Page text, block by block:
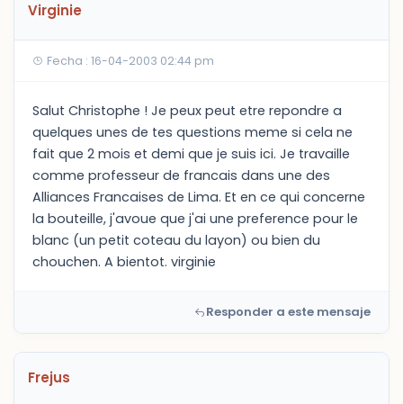
Virginie
Fecha : 16-04-2003 02:44 pm
Salut Christophe ! Je peux peut etre repondre a
quelques unes de tes questions meme si cela ne
fait que 2 mois et demi que je suis ici. Je travaille
comme professeur de francais dans une des
Alliances Francaises de Lima. Et en ce qui concerne
la bouteille, j'avoue que j'ai une preference pour le
blanc (un petit coteau du layon) ou bien du
chouchen. A bientot. virginie
Responder a este mensaje
Frejus